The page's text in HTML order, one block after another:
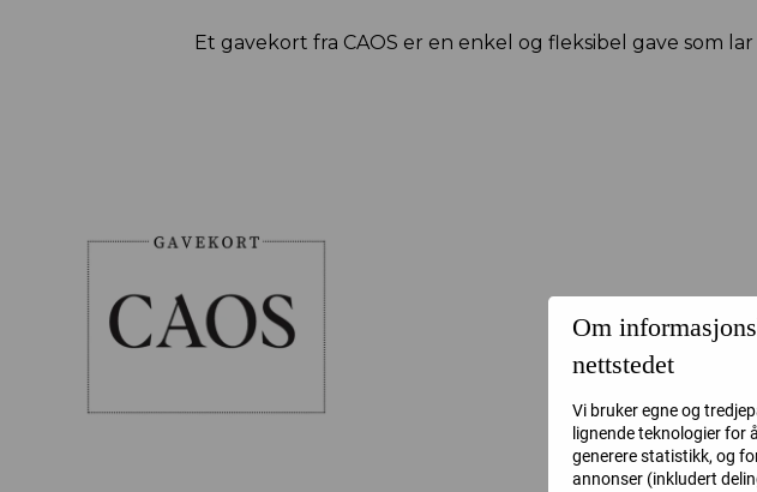
Et gavekort fra CAOS er en enkel og fleksibel gave
Om
nettstedet
Vi bruker egne og
lignende teknologier for
generere statistikk, og
annonser (inkludert